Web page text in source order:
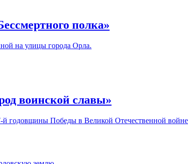
полка»
на улицы города Орла.
воинской славы»
й годовщины Победы в Великой Отечественной